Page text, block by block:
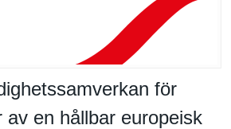
för
av en hållbar europeisk